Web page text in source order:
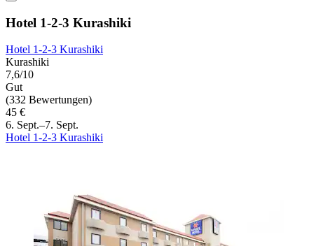
Hotel 1-2-3 Kurashiki
Hotel 1-2-3 Kurashiki
Kurashiki
7,6/10
Gut
(332 Bewertungen)
45 €
6. Sept.–7. Sept.
Hotel 1-2-3 Kurashiki